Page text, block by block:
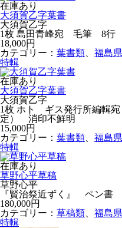
在庫あり
大須賀乙字葉書
大須賀乙字
1枚 島田青峰宛 毛筆 8行
18,000円
カテゴリー： 葉書類 福島県
特輯
在庫あり
大須賀乙字葉書
大須賀乙字
1枚 ホトゝギス発行所編
定） 消印不鮮明
15,000円
カテゴリー： 葉書類 福島県
特輯
在庫あり
草野心平草稿
草野心平
『賢治祭近ずく』 ペン書
180,000円
カテゴリー： 草稿類 福島県
特輯